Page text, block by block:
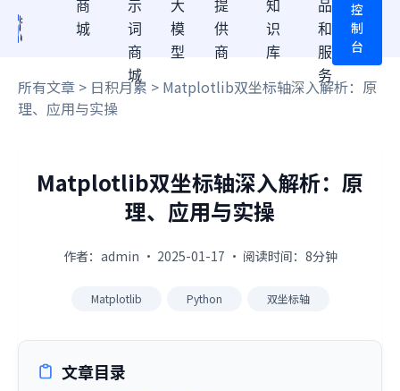
商
城
示
词
商
城
大
模
型
提
供
商
知
识
库
品
和
服
务
控
制
台
所有文章 > 日积月累 > Matplotlib双坐标轴深入解析：原
理、应用与实操
Matplotlib双坐标轴深入解析：原
理、应用与实操
作者：admin · 2025-01-17 · 阅读时间：8分钟
Matplotlib Python 双坐标轴
文章目录